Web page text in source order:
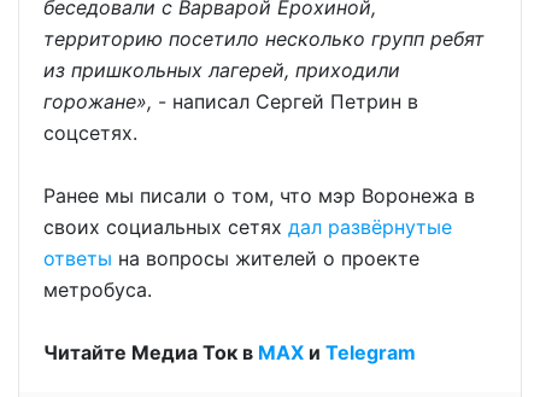
беседовали с Варварой Ерохиной,
территорию посетило несколько групп ребят
из пришкольных лагерей, приходили
горожане», - написал Сергей Петрин в
соцсетях.
Ранее мы писали о том, что мэр Воронежа в
своих социальных сетях дал развёрнутые
ответы на вопросы жителей о проекте
метробуса.
Читайте Медиа Ток в МАХ и Telegram